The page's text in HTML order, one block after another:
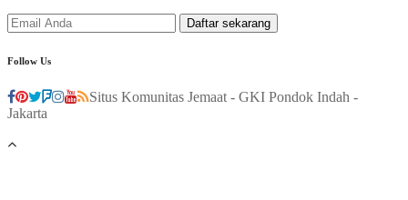
Follow Us
Situs Komunitas Jemaat - GKI Pondok Indah -
Jakarta